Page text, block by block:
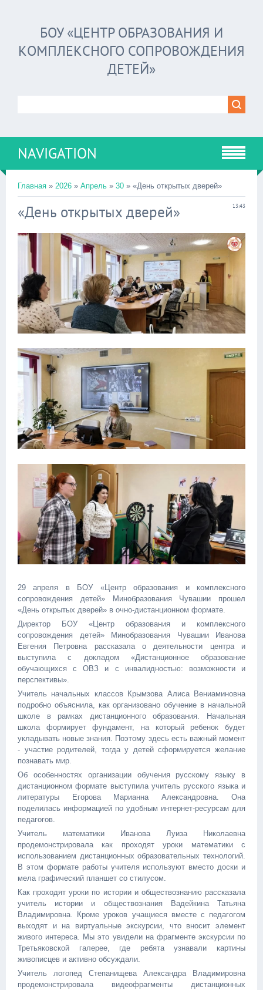
БОУ «ЦЕНТР ОБРАЗОВАНИЯ И
КОМПЛЕКСНОГО СОПРОВОЖДЕНИЯ
ДЕТЕЙ»
NAVIGATION
Главная » 2026 » Апрель » 30 » «День открытых дверей»
13:43
«День открытых дверей»
29 апреля в БОУ «Центр образования и комплексного
сопровождения детей» Минобразования Чувашии прошел
«День открытых дверей» в очно-дистанционном формате.
Директор БОУ «Центр образования и комплексного
сопровождения детей» Минобразования Чувашии Иванова
Евгения Петровна рассказала о деятельности центра и
выступила с докладом «Дистанционное образование
обучающихся с ОВЗ и с инвалидностью: возможности и
перспективы».
Учитель начальных классов Крымзова Алиса Вениаминовна
подробно объяснила, как организовано обучение в начальной
школе в рамках дистанционного образования. Начальная
школа формирует фундамент, на который ребенок будет
укладывать новые знания. Поэтому здесь есть важный момент
- участие родителей, тогда у детей сформируется желание
познавать мир.
Об особенностях организации обучения русскому языку в
дистанционном формате выступила учитель русского языка и
литературы Егорова Марианна Александровна. Она
поделилась информацией по удобным интернет-ресурсам для
педагогов.
Учитель математики Иванова Луиза Николаевна
продемонстрировала как проходят уроки математики с
использованием дистанционных образовательных технологий.
В этом формате работы учителя используют вместо доски и
мела графический планшет со стилусом.
Как проходят уроки по истории и обществознанию рассказала
учитель истории и обществознания Вадейкина Татьяна
Владимировна. Кроме уроков учащиеся вместе с педагогом
выходят и на виртуальные экскурсии, что вносит элемент
живого интереса. Мы это увидели на фрагменте экскурсии по
Третьяковской галерее, где ребята узнавали картины
живописцев и активно обсуждали.
Учитель логопед Степанищева Александра Владимировна
продемонстрировала видеофрагменты дистанционных